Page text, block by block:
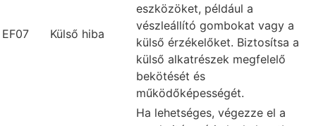
EF07 Külső hiba
eszközöket, például a
vészleállító gombokat vagy a
külső érzékelőket. Biztosítsa a
külső alkatrészek megfelelő
bekötését és
működőképességét.
Ha lehetséges, végezze el a